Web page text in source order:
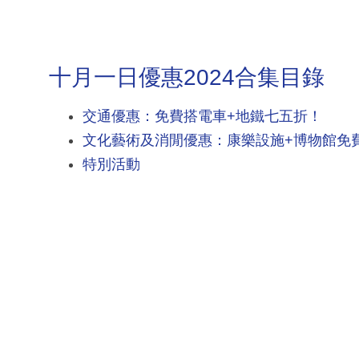
十月一日優惠2024合集目錄
交通優惠：免費搭電車+地鐵七五折！
文化藝術及消閒優惠：康樂設施+博物館免
特別活動